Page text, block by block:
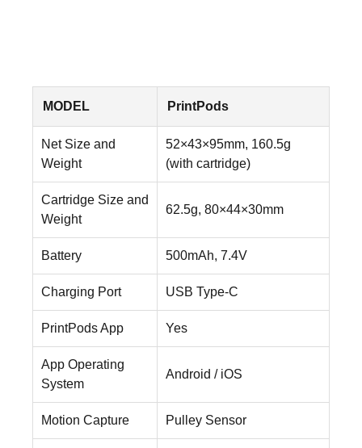
MODEL PrintPods
Net Size and
Weight
52×43×95mm, 160.5g
(with cartridge)
Cartridge Size and
Weight
62.5g, 80×44×30mm
Battery 500mAh, 7.4V
Charging Port USB Type-C
PrintPods App Yes
App Operating
System
Android / iOS
Motion Capture Pulley Sensor